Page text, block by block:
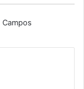
Campos